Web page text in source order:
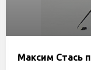
Максим Стась